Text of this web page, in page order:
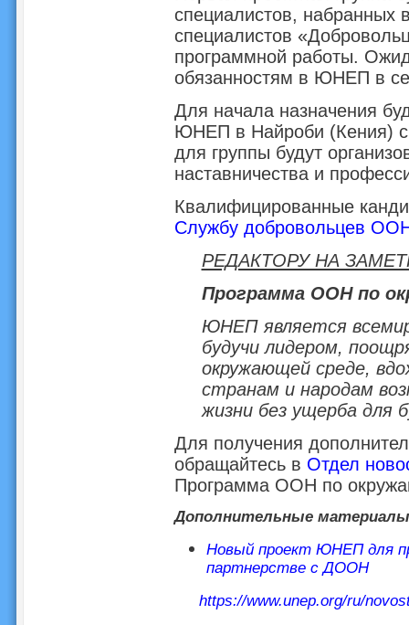
специалистов,
специалистов
программной работы.
обязанностям в ЮНЕП в
Для начала назначения
ЮНЕП в Найроби (Кения)
для группы будут
наставничества и
Квалифицированные
Службу добровольцев
РЕДАКТОРУ НА
Программа ООН по
ЮНЕП является
будучи лидером,
окружающей среде,
странам и народам
жизни без ущерба для
Для получения
обращайтесь в Отдел
Программа ООН по
Дополнительные материалы
Новый проект ЮНЕП для
партнерстве с ДООН
https://www.unep.org/ru/